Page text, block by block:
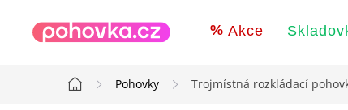
Akce
Domů
Pohovky Trojmístná rozkládací